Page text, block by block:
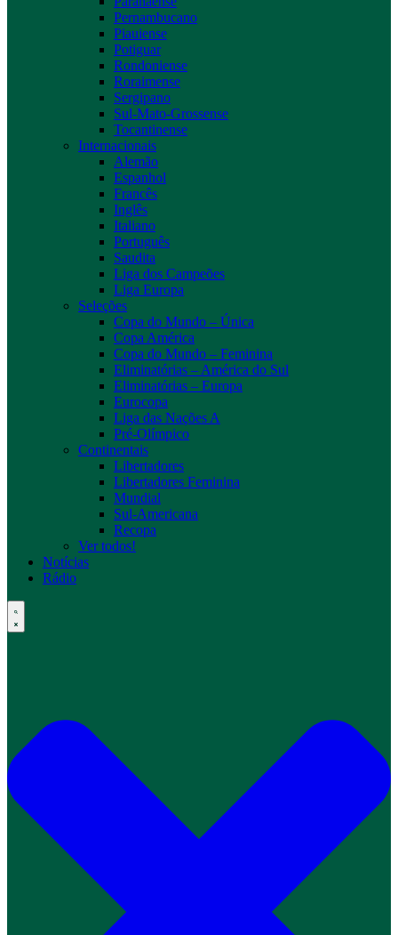
Pernambucano
Piauiense
Potiguar
Rondoniense
Roraimense
Sergipano
Sul-Mato-Grossense
Tocantinense
Internacionais
Alemão
Espanhol
Francês
Inglês
Italiano
Português
Saudita
Liga dos Campeões
Liga Europa
Seleções
Copa do Mundo – Única
Copa América
Copa do Mundo – Feminina
Eliminatórias – América do Sul
Eliminatórias – Europa
Eurocopa
Liga das Nações A
Pré-Olímpico
Continentais
Libertadores
Libertadores Feminina
Mundial
Sul-Americana
Recopa
Ver todos!
Notícias
Rádio